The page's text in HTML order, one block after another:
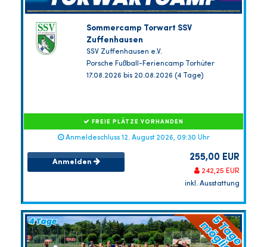
Sommercamp Torwart SSV
Zuffenhausen
SSV Zuffenhausen e.V.
Porsche Fußball-Feriencamp Torhüter
17.08.2026 bis 20.08.2026 (4 Tage)
FREIE PLÄTZE VORHANDEN
Anmeldeschluss 12. August 2026, 09:30 Uhr
Anmelden 255,00 EUR
242,25 EUR
inkl. Ausstattung